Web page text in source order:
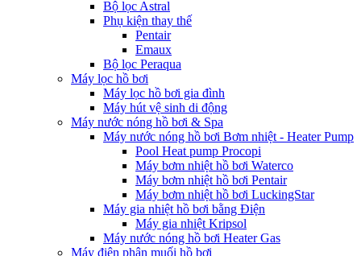
Bộ lọc Astral
Phụ kiện thay thế
Pentair
Emaux
Bộ lọc Peraqua
Máy lọc hồ bơi
Máy lọc hồ bơi gia đình
Máy hút vệ sinh di động
Máy nước nóng hồ bơi & Spa
Máy nước nóng hồ bơi Bơm nhiệt - Heater Pump
Pool Heat pump Procopi
Máy bơm nhiệt hồ bơi Waterco
Máy bơm nhiệt hồ bơi Pentair
Máy bơm nhiệt hồ bơi LuckingStar
Máy gia nhiệt hồ bơi bằng Điện
Máy gia nhiệt Kripsol
Máy nước nóng hồ bơi Heater Gas
Máy điện phân muối hồ bơi